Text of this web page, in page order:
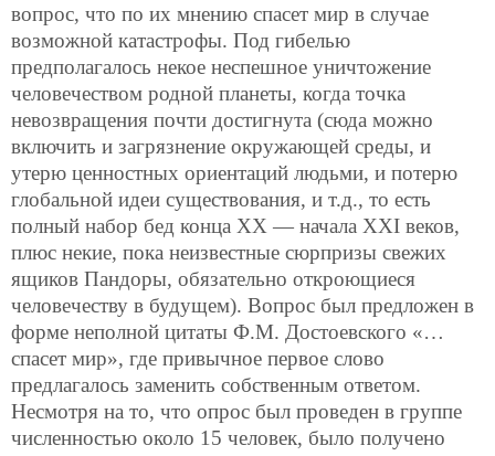
вопрос, что по их мнению спасет мир в случае
возможной катастрофы. Под гибелью
предполагалось некое неспешное уничтожение
человечеством родной планеты, когда точка
невозвращения почти достигнута (сюда можно
включить и загрязнение окружающей среды, и
утерю ценностных ориентаций людьми, и потерю
глобальной идеи существования, и т.д., то есть
полный набор бед конца XX — начала XXI веков,
плюс некие, пока неизвестные сюрпризы свежих
ящиков Пандоры, обязательно откроющиеся
человечеству в будущем). Вопрос был предложен в
форме неполной цитаты Ф.М. Достоевского «…
спасет мир», где привычное первое слово
предлагалось заменить собственным ответом.
Несмотря на то, что опрос был проведен в группе
численностью около 15 человек, было получено